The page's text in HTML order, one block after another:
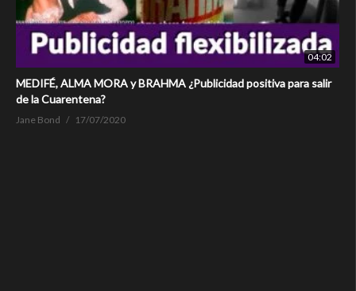
04:02
MEDIFÉ, ALMA MORA y BRAHMA ¿Publicidad positiva para salir
de la Cuarentena?
Jane Bond 17/07/2020